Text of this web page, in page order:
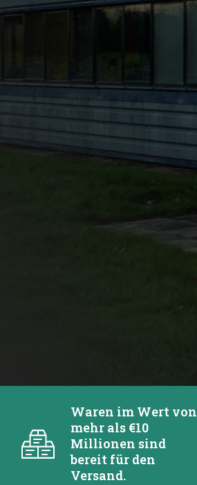
Waren im Wert von
mehr als €10
Millionen sind
bereit für den
Versand.